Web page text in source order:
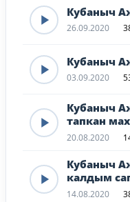
Кубаныч
26.09.2020
Кубаныч
03.09.2020
Кубаныч
тапкан
20.08.2020
Кубаныч
калдым
14.08.2020